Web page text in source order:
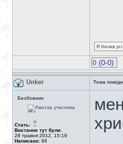
Я бачив
0 (0-0)
Unker Тема
Безбожник
Стать:
Востаннє тут були:
28 травня 2012, 15:19
Написано: 98